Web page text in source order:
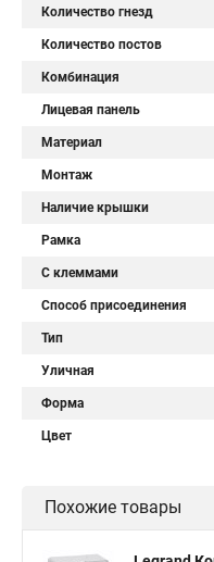
Количество гнезд
Количество постов
Комбинация
Лицевая панель
Материал
Монтаж
Наличие крышки
Рамка
С клеммами
Способ присоединения
Тип
Уличная
Форма
Цвет
Похожие товары